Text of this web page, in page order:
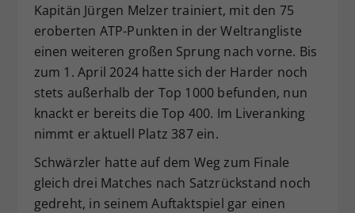
Kapitän Jürgen Melzer trainiert, mit den 75
eroberten ATP-Punkten in der Weltrangliste
einen weiteren großen Sprung nach vorne. Bis
zum 1. April 2024 hatte sich der Harder noch
stets außerhalb der Top 1000 befunden, nun
knackt er bereits die Top 400. Im Liveranking
nimmt er aktuell Platz 387 ein.
Schwärzler hatte auf dem Weg zum Finale
gleich drei Matches nach Satzrückstand noch
gedreht, in seinem Auftaktspiel gar einen